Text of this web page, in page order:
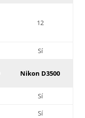
12
Sí
Nikon D3500
Sí
Sí